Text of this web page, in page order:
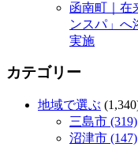
函南町｜在
ンスパ」へ
実施
カテゴリー
地域で選ぶ
三島市 (319)
沼津市 (147)